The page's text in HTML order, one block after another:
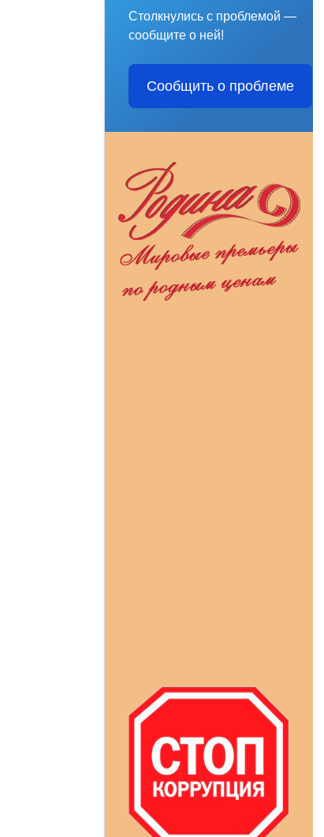
Столкнулись с проблемой —
сообщите о ней!
Сообщить о проблеме